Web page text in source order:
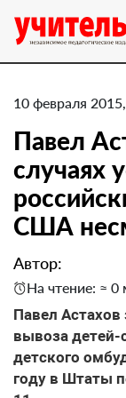
10 февраля
Павел
случаях
США
Автор:
На чтение: ≈ 0
Павел Астахов
вывоза
детского
году в Штаты